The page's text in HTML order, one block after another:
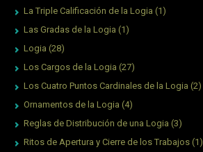
La Triple Calificación de la Logia (1)
Las Gradas de la Logia (1)
Logia (28)
Los Cargos de la Logia (27)
Los Cuatro Puntos Cardinales de la Logia (2)
Ornamentos de la Logia (4)
Reglas de Distribución de una Logia (3)
Ritos de Apertura y Cierre de los Trabajos (1)